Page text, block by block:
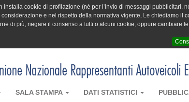
installa cookie di profilazione (né per l’invio di messaggi
e nel rispetto della normativa vigente, Le chiediamo il
di più, negare il consenso a tutti o alcuni cookie, oppure
SALA STAMPA DATI STATISTICI